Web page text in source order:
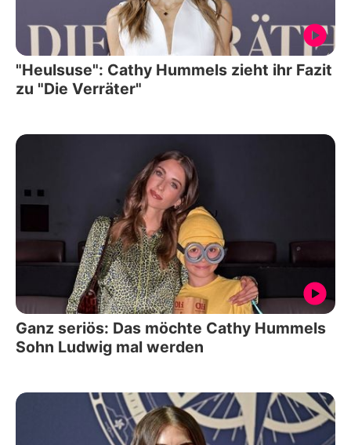
"Heulsuse": Cathy Hummels zieht ihr Fazit
zu "Die Verräter"
Ganz seriös: Das möchte Cathy Hummels
Sohn Ludwig mal werden